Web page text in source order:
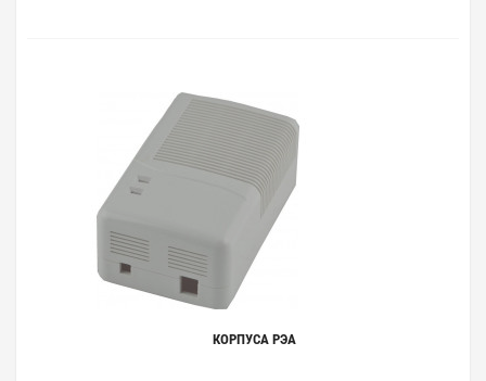
КОРПУСА РЭА